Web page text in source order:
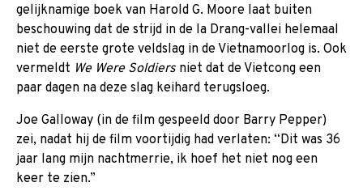
gelijknamige boek van Harold G. Moore laat buiten
beschouwing dat de strijd in de Ia Drang-vallei helemaal
niet de eerste grote veldslag in de Vietnamoorlog is. Ook
vermeldt We Were Soldiers niet dat de Vietcong een
paar dagen na deze slag keihard terugsloeg.
Joe Galloway (in de film gespeeld door Barry Pepper)
zei, nadat hij de film voortijdig had verlaten: “Dit was 36
jaar lang mijn nachtmerrie, ik hoef het niet nog een
keer te zien.”